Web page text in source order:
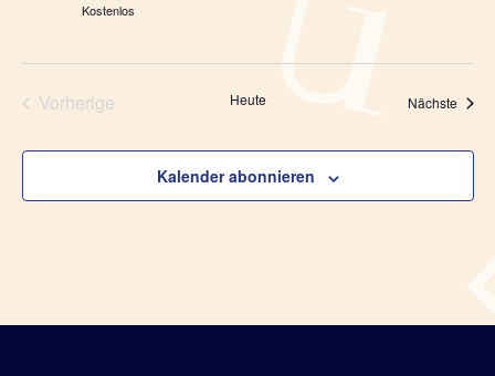
Kostenlos
Vorherige
Heute Nächste
Kalender abonnieren